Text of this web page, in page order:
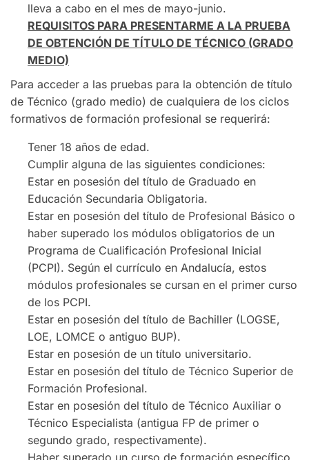
lleva a cabo en el mes de mayo-junio.
REQUISITOS PARA PRESENTARME A LA PRUEBA
DE OBTENCIÓN DE TÍTULO DE TÉCNICO (GRADO
MEDIO)
Para acceder a las pruebas para la obtención de título
de Técnico (grado medio) de cualquiera de los ciclos
formativos de formación profesional se requerirá:
Tener 18 años de edad.
Cumplir alguna de las siguientes condiciones:
Estar en posesión del título de Graduado en
Educación Secundaria Obligatoria.
Estar en posesión del título de Profesional Básico o
haber superado los módulos obligatorios de un
Programa de Cualificación Profesional Inicial
(PCPI). Según el currículo en Andalucía, estos
módulos profesionales se cursan en el primer curso
de los PCPI.
Estar en posesión del título de Bachiller (LOGSE,
LOE, LOMCE o antiguo BUP).
Estar en posesión de un título universitario.
Estar en posesión del título de Técnico Superior de
Formación Profesional.
Estar en posesión del título de Técnico Auxiliar o
Técnico Especialista (antigua FP de primer o
segundo grado, respectivamente).
Haber superado un curso de formación específico